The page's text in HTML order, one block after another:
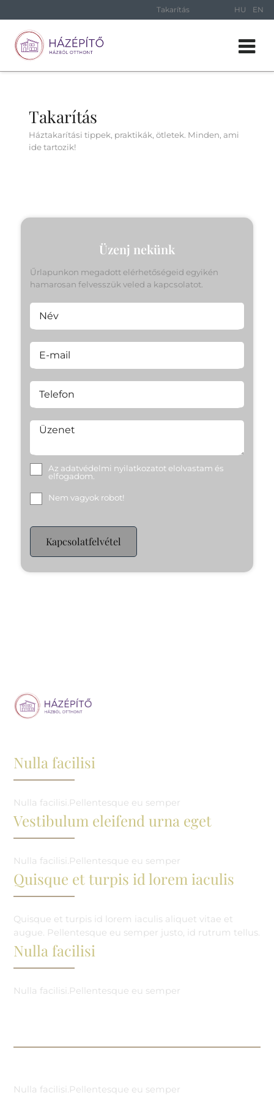
Takarítás HU EN
Takarítás
Háztakarítási tippek, praktikák, ötletek. Minden, ami
ide tartozik!
Üzenj nekünk
Űrlapunkon megadott elérhetőségeid egyikén
hamarosan felvesszük veled a kapcsolatot.
Név
E-mail
Telefon
Üzenet
Az adatvédelmi nyilatkozatot elolvastam és
elfogadom.
Nem vagyok robot!
Kapcsolatfelvétel
Nulla facilisi
Nulla facilisi.Pellentesque eu semper
Vestibulum eleifend urna eget
Nulla facilisi.Pellentesque eu semper
Quisque et turpis id lorem iaculis
Quisque et turpis id lorem iaculis aliquet vitae et
augue. Pellentesque eu semper justo, id rutrum tellus.
Nulla facilisi
Nulla facilisi.Pellentesque eu semper
Nulla facilisi.Pellentesque eu semper